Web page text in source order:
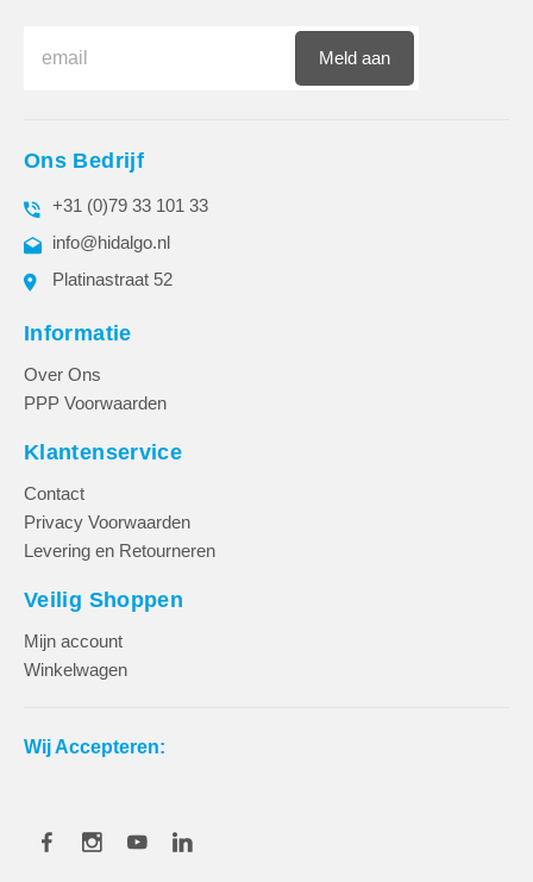
Meld aan
Ons Bedrijf
+31 (0)79 33 101 33
info@hidalgo.nl
Platinastraat 52
Informatie
Over Ons
PPP Voorwaarden
Klantenservice
Contact
Privacy Voorwaarden
Levering en Retourneren
Veilig Shoppen
Mijn account
Winkelwagen
Wij Accepteren: